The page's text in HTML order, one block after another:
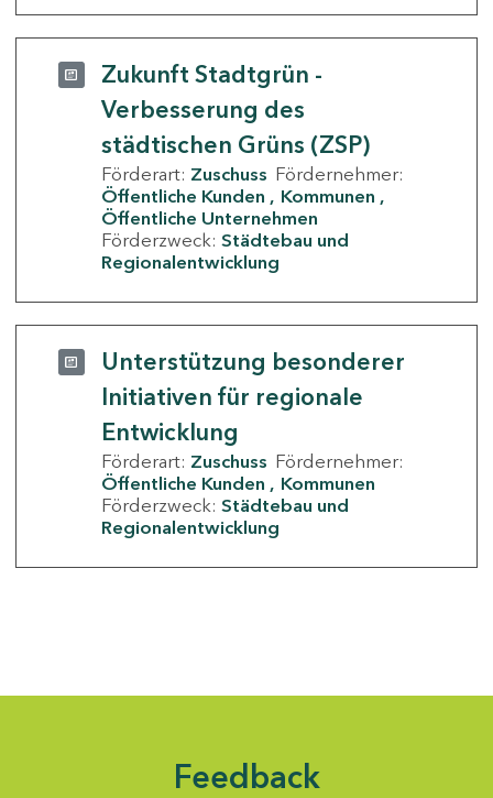
Zukunft Stadtgrün -
Verbesserung des
städtischen Grüns (ZSP)
Förderart: Zuschuss Fördernehmer:
Öffentliche Kunden
Kommunen
Öffentliche Unternehmen
Förderzweck: Städtebau und
Regionalentwicklung
Unterstützung besonderer
Initiativen für regionale
Entwicklung
Förderart: Zuschuss Fördernehmer:
Öffentliche Kunden
Kommunen
Förderzweck: Städtebau und
Regionalentwicklung
Feedback